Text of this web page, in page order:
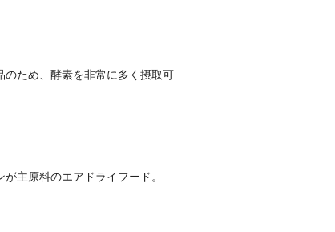
のため、酵素を非常に多く摂取可
主原料のエアドライフード。